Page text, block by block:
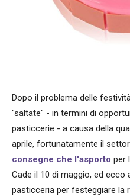
Dopo il problema delle
"saltate" - in termini di
pasticcerie - a causa della
aprile, fortunatamente il
consegne che l'asporto per
Cade il 10 di maggio, ed
pasticceria per festeggiare la